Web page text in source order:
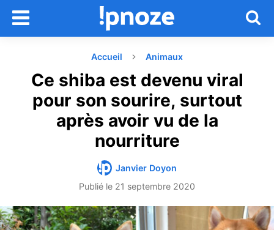
Accueil Animaux
Ce shiba est devenu viral
pour son sourire, surtout
après avoir vu de la
nourriture
Janvier Doyon
Publié le 21 septembre 2020